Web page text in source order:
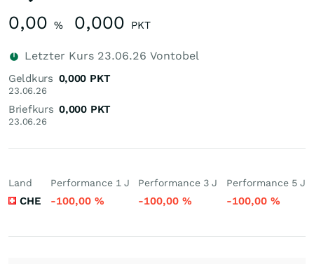
0,00 % 0,000 PKT
Letzter Kurs 23.06.26 Vontobel
Geldkurs
23.06.26
0,000 PKT
Briefkurs
23.06.26
0,000 PKT
Land
CHE
Performance 1 J
-100,00 %
Performance 3 J
-100,00%
Performance 5 J
-100,00 %